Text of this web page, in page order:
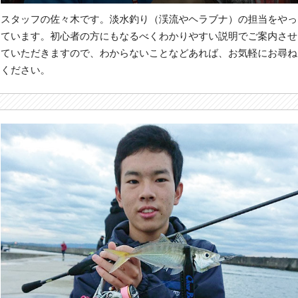
スタッフの佐々木です。淡水釣り（渓流やヘラブナ）の担当をやっ
ています。初心者の方にもなるべくわかりやすい説明でご案内させ
ていただきますので、わからないことなどあれば、お気軽にお尋ね
ください。